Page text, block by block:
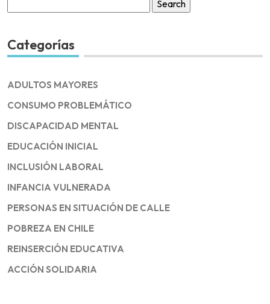
for:
Categorías
ADULTOS MAYORES
CONSUMO PROBLEMÁTICO
DISCAPACIDAD MENTAL
EDUCACIÓN INICIAL
INCLUSIÓN LABORAL
INFANCIA VULNERADA
PERSONAS EN SITUACIÓN DE CALLE
POBREZA EN CHILE
REINSERCIÓN EDUCATIVA
ACCIÓN SOLIDARIA